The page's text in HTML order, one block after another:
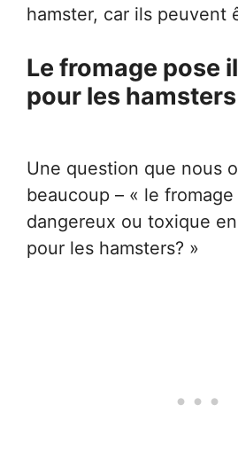
hamster, car ils peuvent
Le fromage pose
pour les hamsters
Une question que nous
beaucoup – « le
dangereux ou toxique
pour les hamsters? »